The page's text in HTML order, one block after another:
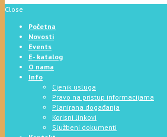
Close
Početna
Novosti
Events
E- katalog
O nama
Info
Cjenik usluga
Pravo na pristup informacijama
Planirana događanja
Korisni linkovi
Službeni dokumenti